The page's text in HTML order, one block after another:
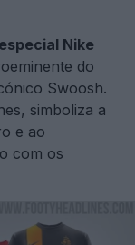
Nike
do
Swoosh.
simboliza a
e ao
com os